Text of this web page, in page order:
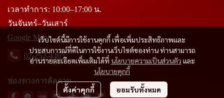
เว็บไซต์นี้มีการใช้งานคุกกี้ เพื่อเพิ่มประสิทธิภาพและ
ประสบการณ์ที่ดีในการใช้งานเว็บไซต์ของท่าน ท่านสามารถ
อ่านรายละเอียดเพิ่มเติมได้ที่ นโยบายความเป็นส่วนตัว และ
นโยบายคุกกี้
ตั้งค่าคุกกี้ ยอมรับทั้งหมด
เวลาทำการ: 10:00–17:00 น.
วันจันทร์–วันเสาร์
Google Map
02-252-4465
ช่องทางการติดตาม